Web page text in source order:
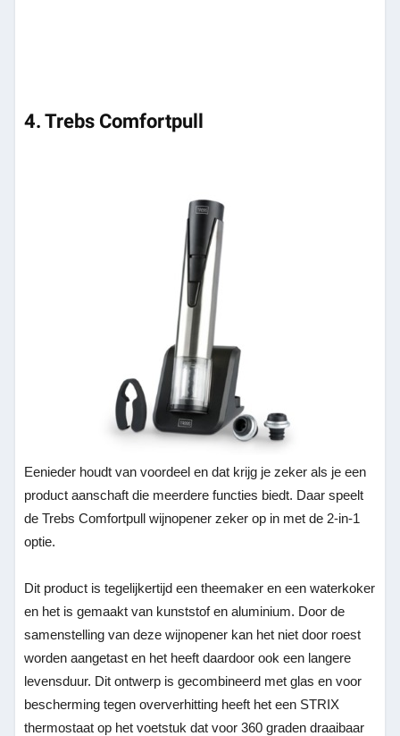
4. Trebs Comfortpull
Eenieder houdt van voordeel en dat krijg je zeker als je een
product aanschaft die meerdere functies biedt. Daar speelt
de Trebs Comfortpull wijnopener zeker op in met de 2-in-1
optie.
Dit product is tegelijkertijd een theemaker en een waterkoker
en het is gemaakt van kunststof en aluminium. Door de
samenstelling van deze wijnopener kan het niet door roest
worden aangetast en het heeft daardoor ook een langere
levensduur. Dit ontwerp is gecombineerd met glas en voor
bescherming tegen oververhitting heeft het een STRIX
thermostaat op het voetstuk dat voor 360 graden draaibaar